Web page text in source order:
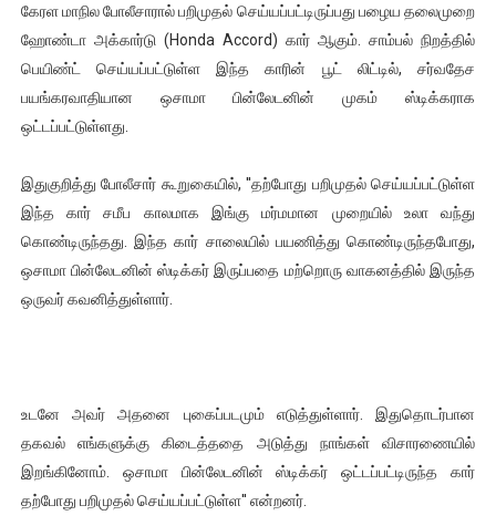
கேரள மாநில போலீசாரால் பறிமுதல் செய்யப்பட்டிருப்பது பழைய தலைமுறை
ஹோண்டா அக்கார்டு (Honda Accord) கார் ஆகும். சாம்பல் நிறத்தில்
பெயிண்ட் செய்யப்பட்டுள்ள இந்த காரின் பூட் லிட்டில், சர்வதேச
பயங்கரவாதியான ஒசாமா பின்லேடனின் முகம் ஸ்டிக்கராக
ஒட்டப்பட்டுள்ளது.
இதுகுறித்து போலீசார் கூறுகையில், ''தற்போது பறிமுதல் செய்யப்பட்டுள்ள
இந்த கார் சமீப காலமாக இங்கு மர்மமான முறையில் உலா வந்து
கொண்டிருந்தது. இந்த கார் சாலையில் பயணித்து கொண்டிருந்தபோது,
ஒசாமா பின்லேடனின் ஸ்டிக்கர் இருப்பதை மற்றொரு வாகனத்தில் இருந்த
ஒருவர் கவனித்துள்ளார்.
உடனே அவர் அதனை புகைப்படமும் எடுத்துள்ளார். இதுதொடர்பான
தகவல் எங்களுக்கு கிடைத்ததை அடுத்து நாங்கள் விசாரணையில்
இறங்கினோம். ஒசாமா பின்லேடனின் ஸ்டிக்கர் ஒட்டப்பட்டிருந்த கார்
தற்போது பறிமுதல் செய்யப்பட்டுள்ள'' என்றனர்.